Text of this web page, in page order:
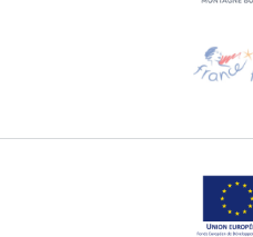
Contattaci